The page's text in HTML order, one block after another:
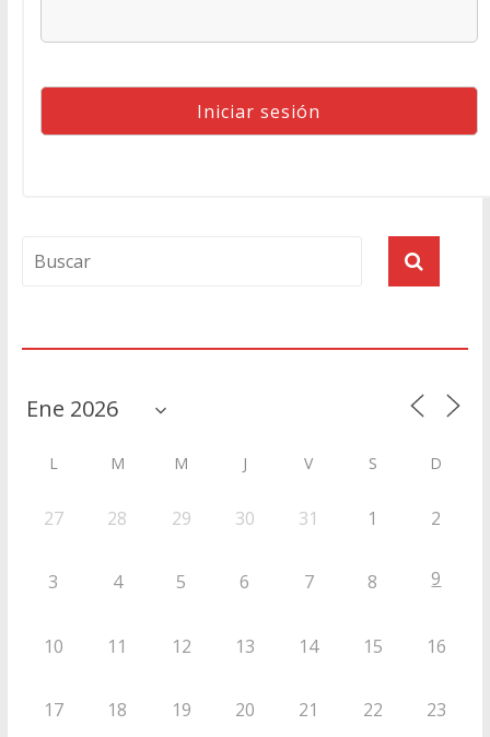
L M M J V S D
27 28 29 30 31 1 2
3 4 5 6 7 8 9
10 11 12 13 14 15 16
17 18 19 20 21 22 23